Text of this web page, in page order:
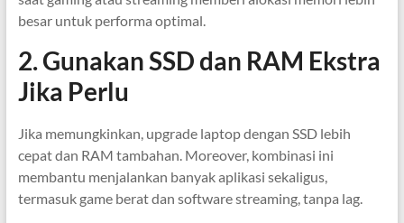
besar untuk performa optimal.
2. Gunakan SSD dan RAM Ekstra
Jika Perlu
Jika memungkinkan, upgrade laptop dengan SSD lebih
cepat dan RAM tambahan. Moreover, kombinasi ini
membantu menjalankan banyak aplikasi sekaligus,
termasuk game berat dan software streaming, tanpa lag.